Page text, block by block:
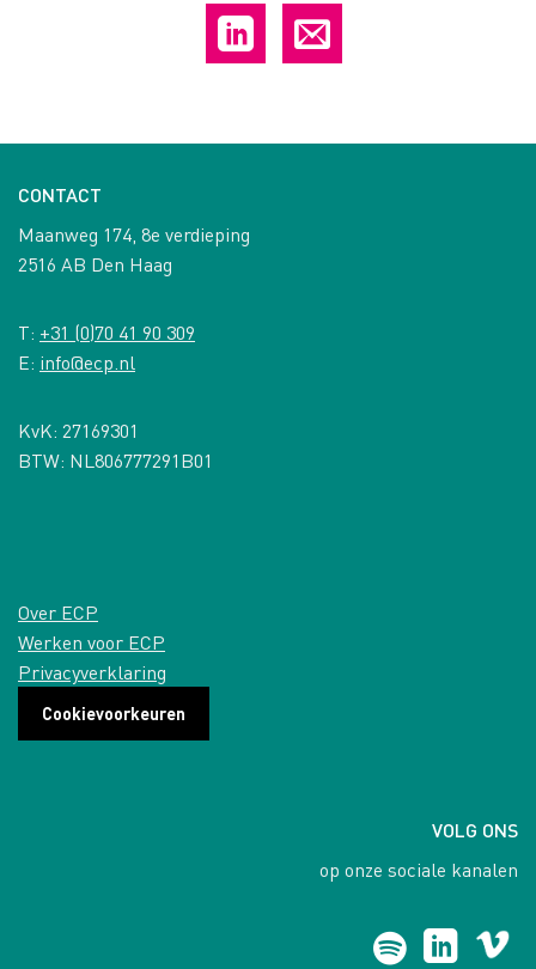
CONTACT
Maanweg 174, 8e verdieping
2516 AB Den Haag
T: +31 (0)70 41 90 309
E: info@ecp.nl
KvK: 27169301
BTW: NL806777291B01
Over ECP
Werken voor ECP
Privacyverklaring
Cookievoorkeuren
VOLG ONS
op onze sociale kanalen